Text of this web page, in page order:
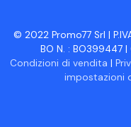
© 2022 Promo77 Srl |
BO N. : BO399447
Condizioni di vendita |
impostazioni